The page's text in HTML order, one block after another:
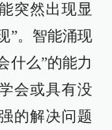
突然出现显
”。智能涌现
什么”的能力
会或具有没
的解决问题